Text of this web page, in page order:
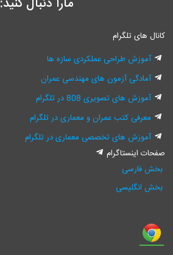
مارا دنبال کنید:
کانال های تلگرام
آموزش طراحی عملکردی سازه ها
آمادگی آزمون های مهندسی عمران
آموزش های تصویری 808 در تلگرام
معرفی کتب عمران و معماری در تلگرام
آموزش های تخصصی معماری در تلگرام
صفحات اینستاگرام
بخش فارسی
بخش انگلیسی